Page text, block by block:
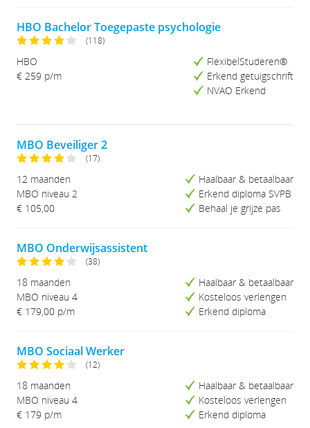
HBO Bachelor Toegepaste psychologie
(118)
HBO
€ 259 p/m
FlexibelStuderen®
Erkend getuigschrift
NVAO Erkend
MBO Beveiliger 2
(17)
12 maanden
MBO niveau 2
€ 105,00
Haalbaar & betaalbaar
Erkend diploma SVPB
Behaal je grijze pas
MBO Onderwijsassistent
(38)
18 maanden
MBO niveau 4
€ 179,00 p/m
Haalbaar & betaalbaar
Kosteloos verlengen
Erkend diploma
MBO Sociaal Werker
(12)
18 maanden
MBO niveau 4
€ 179 p/m
Haalbaar & betaalbaar
Kosteloos verlengen
Erkend diploma